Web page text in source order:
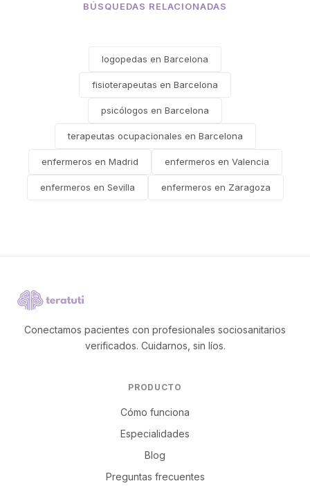
BÚSQUEDAS RELACIONADAS
logopedas en Barcelona
fisioterapeutas en Barcelona
psicólogos en Barcelona
terapeutas ocupacionales en Barcelona
enfermeros en Madrid enfermeros en Valencia
enfermeros en Sevilla enfermeros en Zaragoza
Conectamos pacientes con profesionales sociosanitarios
verificados. Cuidarnos, sin líos.
PRODUCTO
Cómo funciona
Especialidades
Blog
Preguntas frecuentes